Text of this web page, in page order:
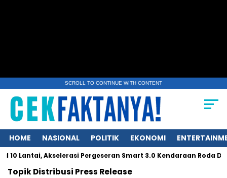
SCROLL TO CONTINUE WITH CONTENT
HOME NASIONAL POLITIK EKONOMI
10 Lantai, Akselerasi Pergeseran Smart 3.0 Kendaraan Roda Dua
TopikDistribusi Press Release